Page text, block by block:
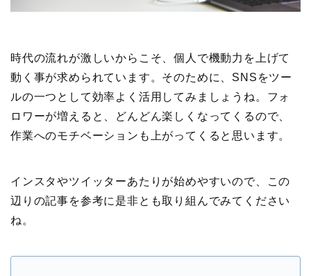
時代の流れが激しいからこそ、個人で機動力を上げて
動く事が求められています。そのために、SNSをツー
ルの一つとして効率よく活用してみましょうね。フォ
ロワーが増えると、どんどん楽しくなってくるので、
作業へのモチベーションも上がってくると思います。
インスタやツイッターあたりが始めやすいので、この
辺りの記事を参考に是非とも取り組んでみてください
ね。